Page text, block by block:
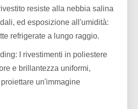
resiste alla nebbia salina
ed esposizione all'umidità:
refrigerate a lungo raggio.
I rivestimenti in poliestere
e brillantezza uniformi,
un'immagine